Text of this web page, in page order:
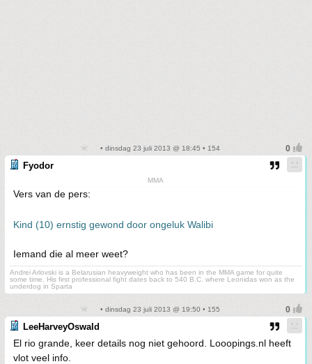
• dinsdag 23 juli 2013 @ 18:45 • 154
Fyodor
MMA
Vers van de pers:
Kind (10) ernstig gewond door ongeluk Walibi
Iemand die al meer weet?
Andrei Arlovski is a Belarusian heavyweight who has been in the MMA game for quite
some time. His first professional fight dates back to 540 B.C. where Leonidas won as the
underdog in Sparta
• dinsdag 23 juli 2013 @ 19:50 • 155
LeeHarveyOswald
El rio grande, keer details nog niet gehoord. Looopings.nl heeft
vlot veel info.